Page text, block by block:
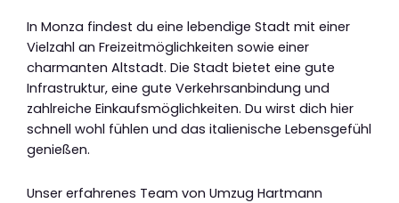
In Monza findest du eine lebendige Stadt mit einer
Vielzahl an Freizeitmöglichkeiten sowie einer
charmanten Altstadt. Die Stadt bietet eine gute
Infrastruktur, eine gute Verkehrsanbindung und
zahlreiche Einkaufsmöglichkeiten. Du wirst dich hier
schnell wohl fühlen und das italienische Lebensgefühl
genießen.
Unser erfahrenes Team von Umzug Hartmann